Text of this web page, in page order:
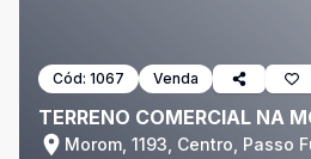
Cód: 1067 Venda
TERRENO COMERCIAL NA
Morom, 1193, Centro, Passo